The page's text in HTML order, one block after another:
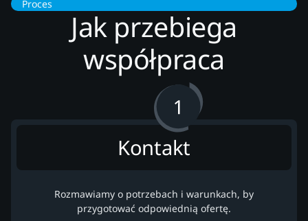
Proces
Jak przebiega
współpraca
Kontakt
Rozmawiamy o potrzebach i warunkach, by
przygotować odpowiednią ofertę.